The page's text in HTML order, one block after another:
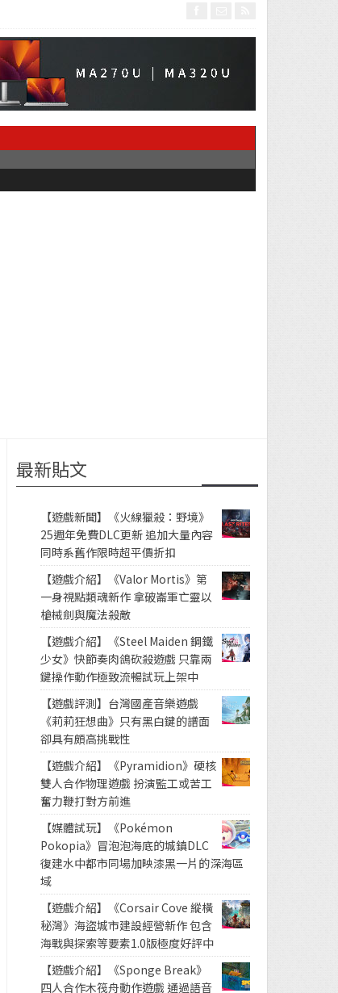
最新貼文
【遊戲新聞】《火線獵殺：野境》
25週年免費DLC更新 追加大量內容
同時系舊作限時超平價折扣
【遊戲介紹】《Valor Mortis》第
一身視點類魂新作 拿破崙軍亡靈以
槍械劍與魔法殺敵
【遊戲介紹】《Steel Maiden 鋼鐵
少女》快節奏肉鴿砍殺遊戲 只靠兩
鍵操作動作極致流暢試玩上架中
【遊戲評測】台灣國產音樂遊戲
《莉莉狂想曲》只有黑白鍵的譜面
卻具有頗高挑戰性
【遊戲介紹】《Pyramidion》硬核
雙人合作物理遊戲 扮演監工或苦工
奮力鞭打對方前進
【媒體試玩】《Pokémon
Pokopia》冒泡泡海底的城鎮DLC
復建水中都市同場加映漆黑一片的深海區
域
【遊戲介紹】《Corsair Cove 縱橫
秘灣》海盜城市建設經營新作 包含
海戰與探索等要素1.0版極度好評中
【遊戲介紹】《Sponge Break》
四人合作木筏舟動作遊戲 通過語音